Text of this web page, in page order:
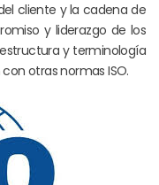
cliente y la cadena de
y liderazgo de los
y terminología
otras normas ISO.